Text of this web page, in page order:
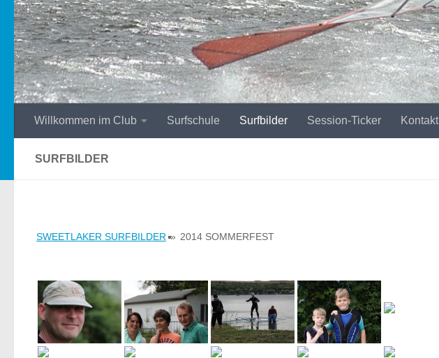
Willkommen im Club Surfschule Surfbilder Session-Ticker Kontakt
SURFBILDER
SWEETLAKER SURFBILDER » 2014 SOMMERFEST